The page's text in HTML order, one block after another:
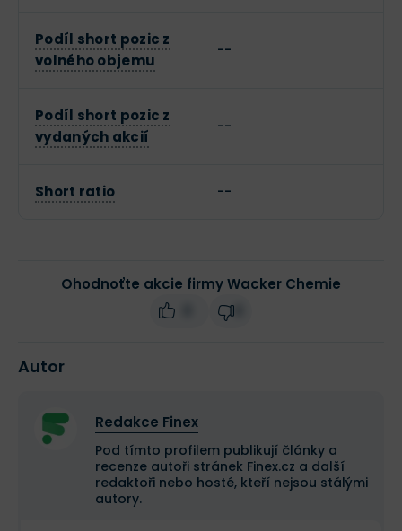
Podíl short pozic z
volného objemu
--
Podíl short pozic z
vydaných akcií
--
Short ratio --
Ohodnoťte akcie firmy Wacker Chemie
Autor
Redakce Finex
Pod tímto profilem publikují články a
recenze autoři stránek Finex.cz a další
redaktoři nebo hosté, kteří nejsou stálými
autory.